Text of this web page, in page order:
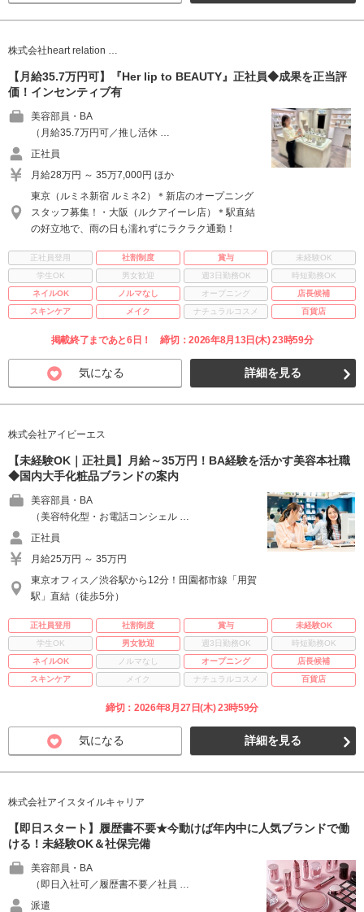
株式会社heart relation …
【月給35.7万円可】『Her lip to BEAUTY』正社員◆成果を正当評
価！インセンティブ有
美容部員・BA
（月給35.7万円可／推し活休 …
正社員
月給28万円 ～ 35万7,000円 ほか
東京（ルミネ新宿 ルミネ2）＊新店のオープニング
スタッフ募集！・大阪（ルクアイーレ店）＊駅直結
の好立地で、雨の日も濡れずにラクラク通勤！
正社員登用 社割制度 賞与
未経験OK
学生OK
男女歓迎 週3日勤務OK
時短勤務OK
ネイルOK
ノルマなし オープニング
店長候補
スキンケア
メイク ナチュラルコスメ 百貨店
掲載終了まであと6日！ 締切：2026年8月13日(木) 23時59分
気になる 詳細を見る
株式会社アイビーエス
【未経験OK｜正社員】月給～35万円！BA経験を活かす美容本社職
◆国内大手化粧品ブランドの案内
美容部員・BA
（美容特化型・お電話コンシェル …
正社員
月給25万円 ～ 35万円
東京オフィス／渋谷駅から12分！田園都市線「用賀
駅」直結（徒歩5分）
正社員登用 社割制度 賞与
未経験OK
学生OK
男女歓迎 週3日勤務OK
時短勤務OK
ネイルOK
ノルマなし オープニング
店長候補
スキンケア
メイク ナチュラルコスメ 百貨店
締切：2026年8月27日(木) 23時59分
気になる 詳細を見る
株式会社アイスタイルキャリア
【即日スタート】履歴書不要★今動けば年内中に人気ブランドで働
ける！未経験OK＆社保完備
美容部員・BA
（即日入社可／履歴書不要／社員 …
派遣